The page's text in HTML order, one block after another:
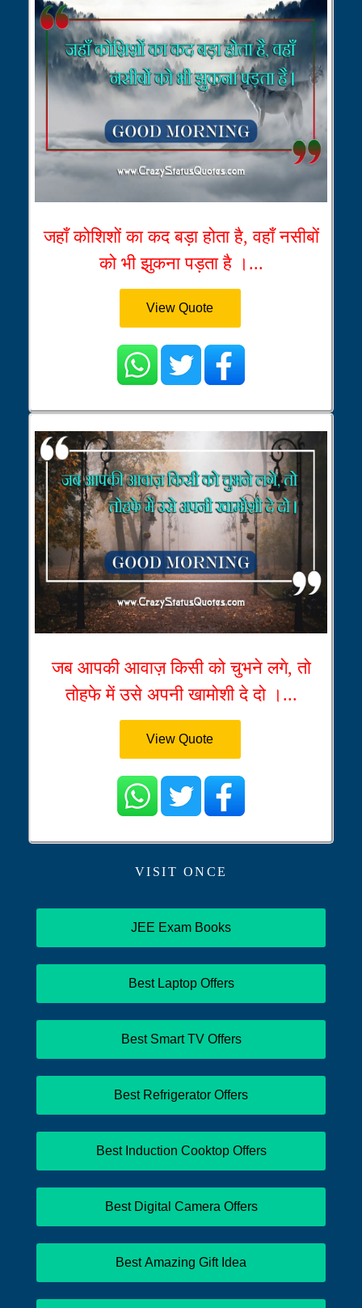
जहाँ कोशिशों का कद बड़ा होता है, वहाँ नसीबों
को भी झुकना पड़ता है ।...
View Quote
जब आपकी आवाज़ किसी को चुभने लगे, तो
तोहफे में उसे अपनी खामोशी दे दो ।...
View Quote
VISIT ONCE
JEE Exam Books
Best Laptop Offers
Best Smart TV Offers
Best Refrigerator Offers
Best Induction Cooktop Offers
Best Digital Camera Offers
Best Amazing Gift Idea